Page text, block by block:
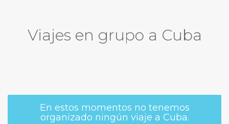
Viajes en grupo a Cuba
En estos momentos no tenemos
organizado ningún viaje a Cuba.